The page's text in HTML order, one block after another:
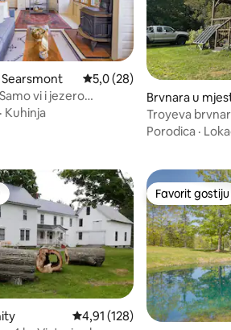
30
Prosječna ocjena: 5,0 od
5,0 (28)
vi i jezero
· Kuhinja
Brvnara u
Troyeva
Porodica ·
Prosječna ocjena: 4,91 od 5,
4,91 (128)
Favorit gostiju
Favorit gostiju